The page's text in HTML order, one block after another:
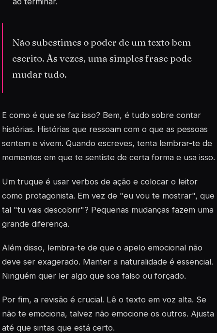
Não subestimes o poder de um texto bem
escrito. Às vezes, uma simples frase pode
mudar tudo.
E como é que se faz isso? Bem, é tudo sobre contar
histórias. Histórias que ressoam com o que as pessoas
sentem e vivem. Quando escreves, tenta lembrar-te de
momentos em que te sentiste de certa forma e usa isso.
Um truque é usar verbos de ação e colocar o leitor
como protagonista. Em vez de "eu vou te mostrar", que
tal "tu vais descobrir"? Pequenas mudanças fazem uma
grande diferença.
Além disso, lembra-te de que o apelo emocional não
deve ser exagerado. Manter a naturalidade é essencial.
Ninguém quer ler algo que soa falso ou forçado.
Por fim, a revisão é crucial. Lê o texto em voz alta. Se
não te emociona, talvez não emocione os outros. Ajusta
até que sintas que está certo.